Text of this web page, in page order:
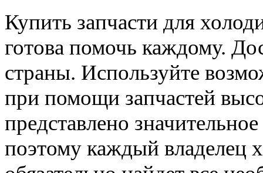
Купить запчасти для
готова помочь каждому.
страны. Используйте
при помощи запчастей
представлено
поэтому каждый владелец